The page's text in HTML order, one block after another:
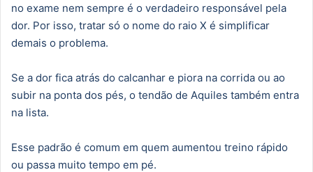
no exame nem sempre é o verdadeiro responsável pela
dor. Por isso, tratar só o nome do raio X é simplificar
demais o problema.
Se a dor fica atrás do calcanhar e piora na corrida ou ao
subir na ponta dos pés, o tendão de Aquiles também entra
na lista.
Esse padrão é comum em quem aumentou treino rápido
ou passa muito tempo em pé.